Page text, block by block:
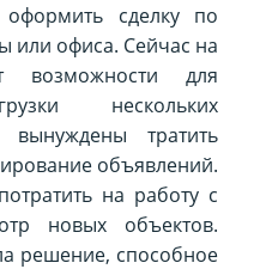
сделку по
или офиса. Сейчас на
возможности для
нескольких
вынуждены тратить
объявлений.
на работу с
новых объектов.
решение, способное